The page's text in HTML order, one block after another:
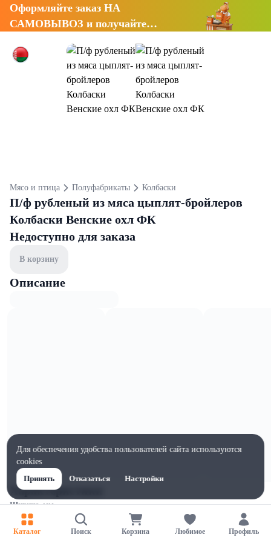
Оформляйте заказ НА
САМОВЫВОЗ и получайте
Мясо и птица Полуфабрикаты Колбаски
П/ф рубленый из мяса цыплят-бройлеров
Колбаски Венские охл ФК
Недоступно для заказа
В корзину
Описание
Характеристики
Ширина, мм
Высота, мм
Каталог Поиск Корзина Любимое Профиль
Для обеспечения удобства пользователей сайта используются
cookies
Принять
Отказаться Настройки